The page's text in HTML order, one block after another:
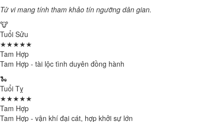
Tử vi mang tính tham khảo tín ngưỡng dân gian.
🐮
Tuổi Sửu
★★★★★
Tam Hợp
Tam Hợp - tài lộc tình duyên đồng hành
🐍
Tuổi Tỵ
★★★★★
Tam Hợp
Tam Hợp - vận khí đại cát, hợp khởi sự lớn